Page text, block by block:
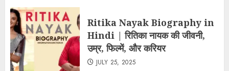
Ritika Nayak Biography in
Hindi | रितिका नायक की जीवनी,
उम्र, फिल्में, और करियर
JULY 25, 2025